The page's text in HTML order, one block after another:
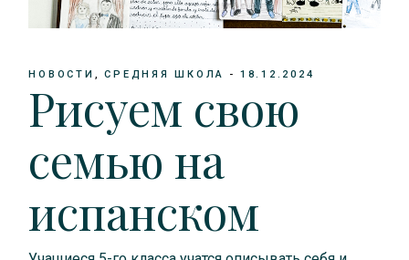
НОВОСТИ СРЕДНЯЯ ШКОЛА 18.12.2024
Рисуем свою
семью на
испанском